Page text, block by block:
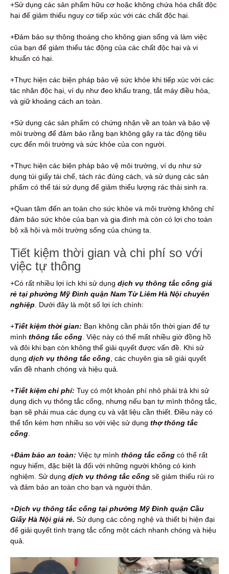
+Sử dụng các sản phẩm hữu cơ hoặc không chứa hóa chất độc
hại để giảm thiểu nguy cơ tiếp xúc với các chất độc hại.
+Đảm bảo sự thông thoáng cho không gian sống và làm việc
của bạn để giảm thiểu tác động của các chất độc hại và vi
khuẩn có hại.
+Thực hiện các biện pháp bảo vệ sức khỏe khi tiếp xúc với các
tác nhân độc hại, ví dụ như đeo khẩu trang, tắt máy điều hòa,
và giữ khoảng cách an toàn.
+Sử dụng các sản phẩm có chứng nhận về an toàn và bảo vệ
môi trường để đảm bảo rằng bạn không gây ra tác động tiêu
cực đến môi trường và sức khỏe của con người.
+Thực hiện các biện pháp bảo vệ môi trường, ví dụ như sử
dụng túi giấy tái chế, tách rác đúng cách, và sử dụng các sản
phẩm có thể tái sử dụng để giảm thiểu lượng rác thải sinh ra.
+Quan tâm đến an toàn cho sức khỏe và môi trường không chỉ
đảm bảo sức khỏe của bạn và gia đình mà còn có lợi cho toàn
bộ xã hội và môi trường sống của chúng ta.
Tiết kiệm thời gian và chi phí so với
việc tự thông
+Có rất nhiều lợi ích khi sử dụng dịch vụ thông tắc cống giá
rẻ tại phường Mỹ Đình quận Nam Từ Liêm Hà Nội chuyên
nghiệp. Dưới đây là một số lợi ích chính:
+Tiết kiệm thời gian: Bạn không cần phải tốn thời gian để tự
mình thông tắc cống. Việc này có thể mất nhiều giờ đồng hồ
và đôi khi bạn còn không thể giải quyết được vấn đề. Khi sử
dụng dịch vụ thông tắc cống, các chuyên gia sẽ giải quyết
vấn đề nhanh chóng và hiệu quả.
+Tiết kiệm chi phí: Tuy có một khoản phí nhỏ phải trả khi sử
dụng dịch vụ thông tắc cống, nhưng nếu bạn tự mình thông tắc,
bạn sẽ phải mua các dụng cụ và vật liệu cần thiết. Điều này có
thể tốn kém hơn nhiều so với việc sử dụng thợ thông tắc
cống.
+Đảm bảo an toàn: Việc tự mình thông tắc cống có thể rất
nguy hiểm, đặc biệt là đối với những người không có kinh
nghiệm. Sử dụng dịch vụ thông tắc cống sẽ giảm thiểu rủi ro
và đảm bảo an toàn cho bạn và người thân.
+Dịch vụ thông tắc cống tại phường Mỹ Đình quận Cầu
Giấy Hà Nội giá rẻ. Sử dụng các công nghệ và thiết bị hiện đại
để giải quyết tình trạng tắc cống một cách nhanh chóng và hiệu
quả.